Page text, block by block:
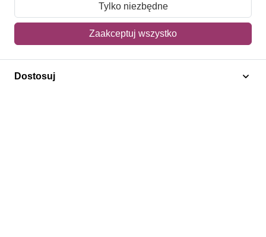
Obsługa klienta
Pomoc i FAQ
Metody dostawy
Sposoby płatności
Tylko niezbędne
Zaakceptuj wszystko
Dostosuj